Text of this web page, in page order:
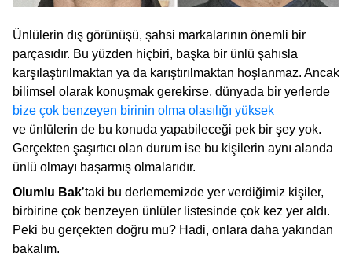
Ünlülerin dış görünüşü, şahsi markalarının önemli bir
parçasıdır. Bu yüzden hiçbiri, başka bir ünlü şahısla
karşılaştırılmaktan ya da karıştırılmaktan hoşlanmaz. Ancak
bilimsel olarak konuşmak gerekirse, dünyada bir yerlerde
bize çok benzeyen birinin olma olasılığı yüksek
ve ünlülerin de bu konuda yapabileceği pek bir şey yok.
Gerçekten şaşırtıcı olan durum ise bu kişilerin aynı alanda
ünlü olmayı başarmış olmalarıdır.
Olumlu Bak’taki bu derlememizde yer verdiğimiz kişiler,
birbirine çok benzeyen ünlüler listesinde çok kez yer aldı.
Peki bu gerçekten doğru mu? Hadi, onlara daha yakından
bakalım.